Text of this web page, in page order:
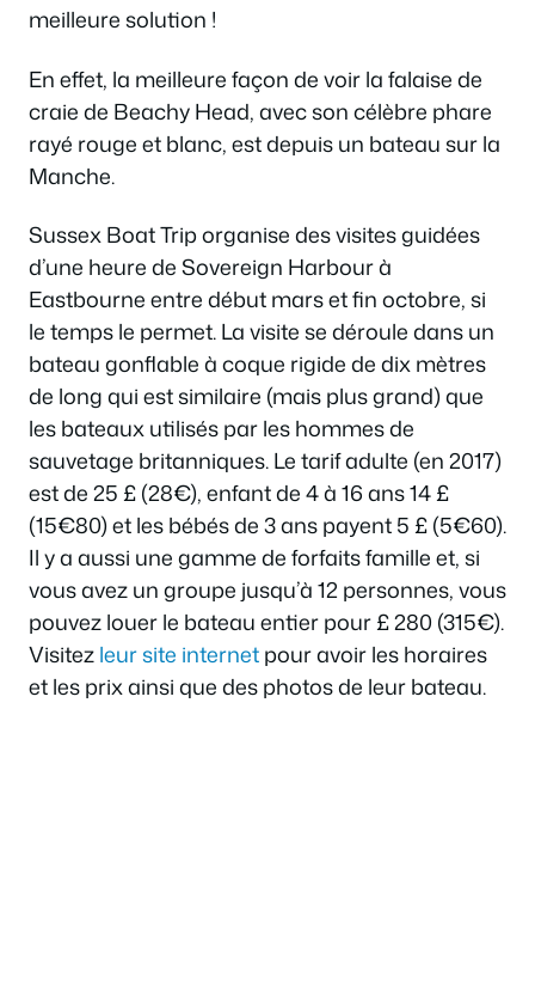
meilleure solution !
En effet, la meilleure façon de voir la falaise de
craie de Beachy Head, avec son célèbre phare
rayé rouge et blanc, est depuis un bateau sur la
Manche.
Sussex Boat Trip organise des visites guidées
d’une heure de Sovereign Harbour à
Eastbourne entre début mars et fin octobre, si
le temps le permet. La visite se déroule dans un
bateau gonflable à coque rigide de dix mètres
de long qui est similaire (mais plus grand) que
les bateaux utilisés par les hommes de
sauvetage britanniques. Le tarif adulte (en 2017)
est de 25 £ (28€), enfant de 4 à 16 ans 14 £
(15€80) et les bébés de 3 ans payent 5 £ (5€60).
Il y a aussi une gamme de forfaits famille et, si
vous avez un groupe jusqu’à 12 personnes, vous
pouvez louer le bateau entier pour £ 280 (315€).
Visitezleur site internetpour avoir les horaires
et les prix ainsi que des photos de leur bateau.